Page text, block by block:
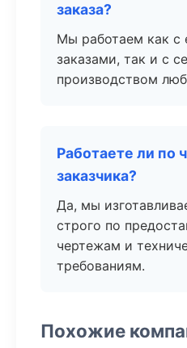
заказа?
Мы работаем как с
заказами, так и с
производством
Работаете ли по
заказчика?
Да, мы
строго по
чертежам и
требованиям.
Похожие